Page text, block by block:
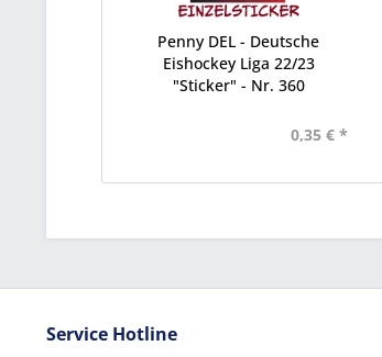
Penny DEL - Deutsche
Eishockey Liga 22/23
"Sticker" - Nr. 360
0,35 € *
Service Hotline